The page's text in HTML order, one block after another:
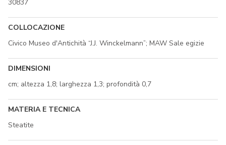
30837
COLLOCAZIONE
Civico Museo d'Antichità “J.J. Winckelmann”; MAW Sale egizie
DIMENSIONI
cm; altezza 1,8; larghezza 1,3; profondità 0,7
MATERIA E TECNICA
Steatite